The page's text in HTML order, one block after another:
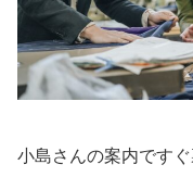
小島さんの案内です